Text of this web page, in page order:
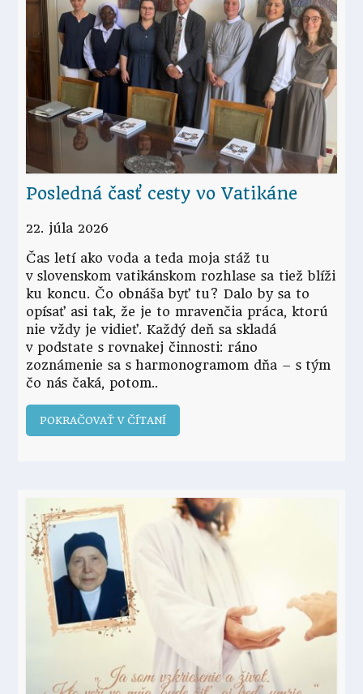
Posledná časť cesty vo Vatikáne
22. júla 2026
Čas letí ako voda a teda moja stáž tu
v slovenskom vatikánskom rozhlase sa tiež blíži
ku koncu. Čo obnáša byť tu? Dalo by sa to
opísať asi tak, že je to mravenčia práca, ktorú
nie vždy je vidieť. Každý deň sa skladá
v podstate s rovnakej činnosti: ráno
zoznámenie sa s harmonogramom dňa – s tým
čo nás čaká, potom
POKRAČOVAŤ V ČÍTANÍ